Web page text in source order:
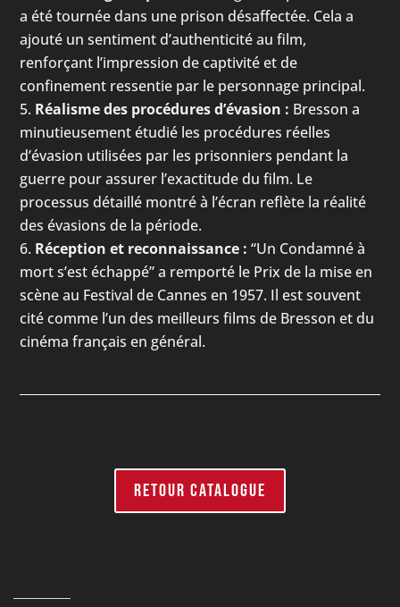
a été tournée dans une prison désaffectée. Cela a
ajouté un sentiment d’authenticité au film,
renforçant l’impression de captivité et de
confinement ressentie par le personnage principal.
Réalisme des procédures d’évasion : Bresson a
minutieusement étudié les procédures réelles
d’évasion utilisées par les prisonniers pendant la
guerre pour assurer l’exactitude du film. Le
processus détaillé montré à l’écran reflète la réalité
des évasions de la période.
Réception et reconnaissance : “Un Condamné à
mort s’est échappé” a remporté le Prix de la mise en
scène au Festival de Cannes en 1957. Il est souvent
cité comme l’un des meilleurs films de Bresson et du
cinéma français en général.
RETOUR CATALOGUE